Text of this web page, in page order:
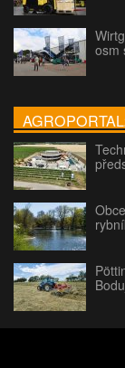
osm